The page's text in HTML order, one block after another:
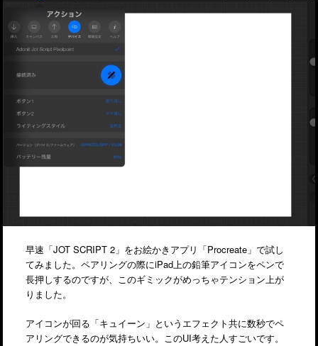
早速「JOT SCRIPT 2」をお絵かきアプリ「Procreate」で試し
てみました。ペアリングの際にiPad上の鉛筆アイコンをペンで
長押しするのですが、このギミックがめっちゃテンション上が
りました。
アイコンが回る「キュイーン」というエフェクト共に数秒でペ
アリングできるのが気持ちいい。このUI考えた人すごいです。